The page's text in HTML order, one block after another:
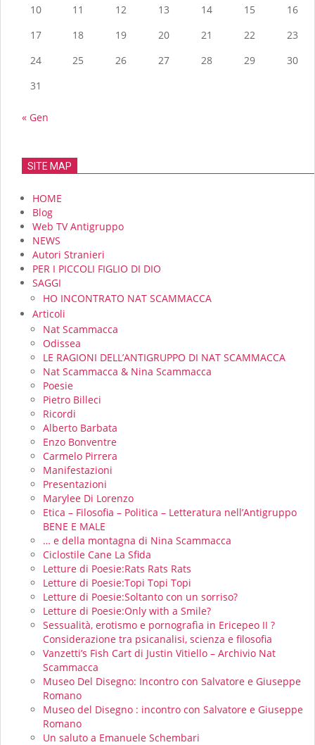
10
11 12 13 14 15
16
17
18 19 20 21 22
23
24
25 26 27 28 29
30
31
« Gen
SITE MAP
HOME
Blog
Web TV Antigruppo
NEWS
Autori Stranieri
PER I PICCOLI FIGLIO DI DIO
SAGGI
HO INCONTRATO NAT SCAMMACCA
Articoli
Nat Scammacca
Odissea
LE RAGIONI DELL’ANTIGRUPPO DI NAT SCAMMACCA
Nat Scammacca & Nina Scammacca
Poesie
Pietro Billeci
Ricordi
Alberto Barbata
Enzo Bonventre
Carmelo Pirrera
Manifestazioni
Presentazioni
Marylee Di Lorenzo
Etica – Filosofia – Politica – Letteratura nell’Antigruppo
BENE E MALE
… e della montagna di Nina Scammacca
Ciclostile Cane La Sfida
Letture di Poesie:Rats Rats Rats
Letture di Poesie:Topi Topi Topi
Letture di Poesie:Soltanto con un sorriso?
Letture di Poesie:Only with a Smile?
Sessualità, erotismo e pornografìa in Ericepeo II ?
Considerazione tra psicanalisi, scienza e filosofia
Vanzetti’s Fish Cart di Justin Vitiello – Archivio Nat
Scammacca
Museo Del Disegno: Incontro con Salvatore e Giuseppe
Romano
Museo del Disegno : incontro con Salvatore e Giuseppe
Romano
Un saluto a Emanuele Schembari